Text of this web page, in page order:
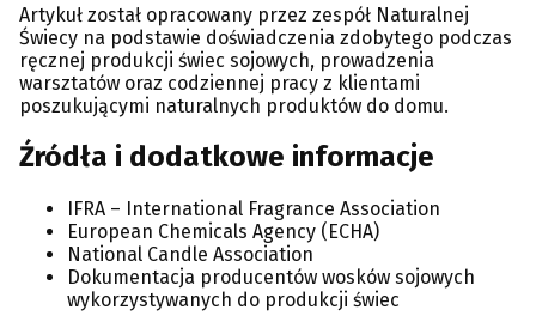
Artykuł został opracowany przez zespół Naturalnej
Świecy na podstawie doświadczenia zdobytego podczas
ręcznej produkcji świec sojowych, prowadzenia
warsztatów oraz codziennej pracy z klientami
poszukującymi naturalnych produktów do domu.
Źródła i dodatkowe informacje
IFRA – International Fragrance Association
European Chemicals Agency (ECHA)
National Candle Association
Dokumentacja producentów wosków sojowych
wykorzystywanych do produkcji świec